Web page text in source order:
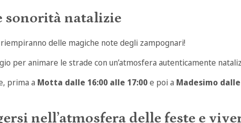
sonorità natalizie
delle magiche note degli zampognari!
per animare le strade con un’atmosfera autenticamente
prima a Motta dalle 16:00 alle 17:00e poi a Madesimo
nell’atmosfera delle feste e